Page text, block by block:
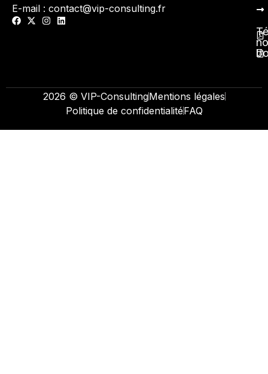
E-mail : contact@vip-consulting.fr
2026 © VIP-ConsultingMentions légales
Politique de confidentialitéFAQ